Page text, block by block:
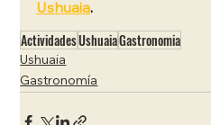
Ushuaia.
ActividadesUshuaiaGastronomia
Ushuaia
Gastronomía